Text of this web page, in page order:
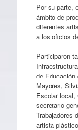
Por su parte,
ámbito de
diferentes
a los oficios
Participaron
de Educación
Mayores,
Escolar local,
secretario
Trabajadores
artista